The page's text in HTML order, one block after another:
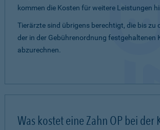
kommen die Kosten für weitere Leistungen
Tierärzte sind übrigens berechtigt, die bis zu
der in der Gebührenordnung festgehaltenen
abzurechnen.
Was kostet eine Zahn OP bei der